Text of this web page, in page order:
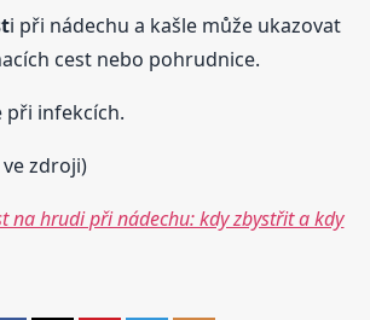
i při nádechu a kašle může ukazovat
cest nebo pohrudnice.
při infekcích.
zdroji)
na hrudi při nádechu: kdy zbystřit a kdy